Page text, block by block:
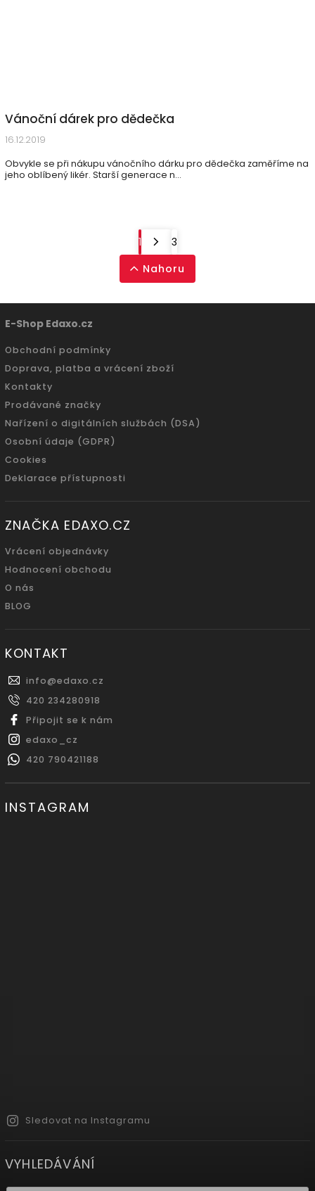
Vánoční dárek pro dědečka
16.12.2019
Obvykle se při nákupu vánočního dárku pro dědečka zaměříme na
jeho oblíbený likér. Starší generace n...
1
3
Nahoru
E-Shop Edaxo.cz
Obchodní podmínky
Doprava, platba a vrácení zboží
Kontakty
Prodávané značky
Nařízení o digitálních službách (DSA)
Osobní údaje (GDPR)
Cookies
Deklarace přístupnosti
ZNAČKA EDAXO.CZ
Vrácení objednávky
Hodnocení obchodu
O nás
BLOG
KONTAKT
info@edaxo.cz
420 234280918
Připojit se k nám
edaxo_cz
420 790421188
INSTAGRAM
Sledovat na Instagramu
VYHLEDÁVÁNÍ